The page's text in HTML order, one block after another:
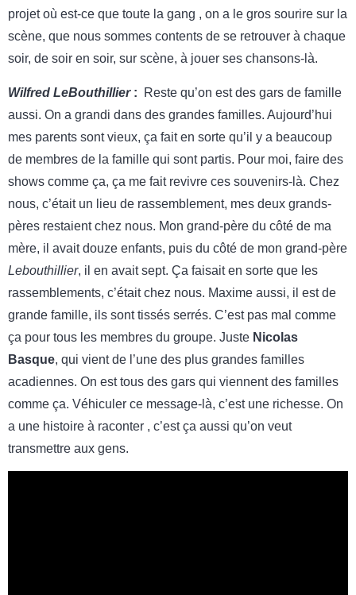
projet où est-ce que toute la gang , on a le gros sourire sur la
scène, que nous sommes contents de se retrouver à chaque
soir, de soir en soir, sur scène, à jouer ses chansons-là.
Wilfred LeBouthillier: Reste qu’on est des gars de famille
aussi. On a grandi dans des grandes familles. Aujourd’hui
mes parents sont vieux, ça fait en sorte qu’il y a beaucoup
de membres de la famille qui sont partis. Pour moi, faire des
shows comme ça, ça me fait revivre ces souvenirs-là. Chez
nous, c’était un lieu de rassemblement, mes deux grands-
pères restaient chez nous. Mon grand-père du côté de ma
mère, il avait douze enfants, puis du côté de mon grand-père
Lebouthillier, il en avait sept. Ça faisait en sorte que les
rassemblements, c’était chez nous. Maxime aussi, il est de
grande famille, ils sont tissés serrés. C’est pas mal comme
ça pour tous les membres du groupe. Juste Nicolas
Basque, qui vient de l’une des plus grandes familles
acadiennes. On est tous des gars qui viennent des familles
comme ça. Véhiculer ce message-là, c’est une richesse. On
a une histoire à raconter , c’est ça aussi qu’on veut
transmettre aux gens.